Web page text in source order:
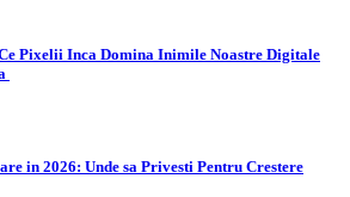
Pixelii Inca Domina Inimile Noastre Digitale
in 2026: Unde sa Privesti Pentru Crestere